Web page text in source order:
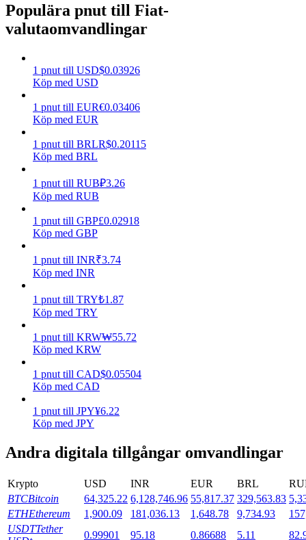
Tjäna konkurrenskraftiga belöningar dagligen
Utsättning
Hög avkastning och omedelbar tillgång
Launchpool
Flexibel insats för att tjäna populära tokens
Populära pnut till Fiat-
valutaomvandlingar
1 pnut till USD$0.03926
Köp med USD
1 pnut till EUR€0.03406
Köp med EUR
1 pnut till BRLR$0.20115
Köp med BRL
1 pnut till RUB₽3.26
Köp med RUB
1 pnut till GBP£0.02918
Köp med GBP
1 pnut till INR₹3.74
Köp med INR
1 pnut till TRY₺1.87
Köp med TRY
1 pnut till KRW₩55.72
Köp med KRW
1 pnut till CAD$0.05504
Köp med CAD
1 pnut till JPY¥6.22
Köp med JPY
Andra digitala tillgångar omvandlingar
Krypto USD INR EUR BRL
BTCBitcoin 64,325.22 6,128,746.96 55,817.37 329,563.83
ETHEthereum 1,900.09 181,036.13 1,648.78 9,734.93
USDTTether
0.99901 95.18 0.86688 5.11